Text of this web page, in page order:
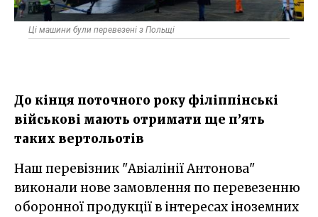
Ці машини були перевезені з Польщі
До кінця поточного року філіппінські
військові мають отримати ще п’ять
таких вертольотів
Наш перевізник "Авіалінії Антонова"
виконали нове замовлення по перевезенню
оборонної продукції в інтересах іноземних